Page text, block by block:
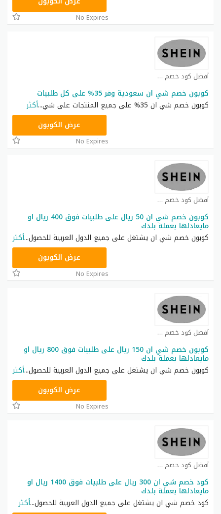
No Expires
أفضل كود خصم شي ان كوبون
كوبون خصم شي ان سعودية وفر 35% على كل طلبيات
كوبون خصم شي ان 35% على جميع المنتجات على شي
...أكثر
عرض الكوبون
No Expires
أفضل كود خصم شي ان كوبون
كوبون خصم شي ان 50 ريال على طلبيات فوق 400 ريال او
مايعادلها بعملة بلدك
كوبون خصم شي ان يشتغل على جميع الدول العربية للحصول...أكثر
عرض الكوبون
No Expires
أفضل كود خصم شي ان كوبون
كوبون خصم شي ان 150 ريال على طلبيات فوق 800 ريال او
مايعادلها بعملة بلدك
كوبون خصم شي ان يشتغل على جميع الدول العربية للحصول...أكثر
عرض الكوبون
No Expires
أفضل كود خصم شي ان كوبون
كود خصم شي ان 300 ريال على طلبيات فوق 1400 ريال او
مايعادلها بعملة بلدك
كود خصم شي ان يشتغل على جميع الدول العربية للحصول...أكثر